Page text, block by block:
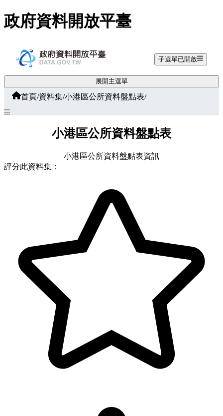
跳至主要內容
政府資料開放平臺
子選單已開啟
展開主選單
首頁/資料集/小港區公所資料盤點表/
:::
小港區公所資料盤點表
小港區公所資料盤點表資訊
評分此資料集：